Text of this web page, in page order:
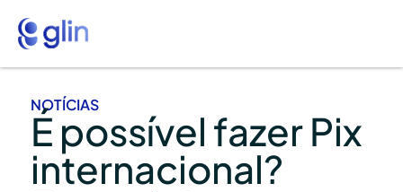
NOTÍCIAS
É possível fazer Pix
internacional?